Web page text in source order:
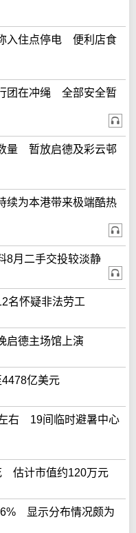
入住点停电 便利店食
团在冲绳 全部安全暂
量 暂放启德及彩云邨
续为本港带来极端酷热
月二手交投较淡静
名怀疑非法劳工
启德主场馆上演
亿美元
右 19间临时避暑中心
估计市值约120万元
显示分布情况颇为